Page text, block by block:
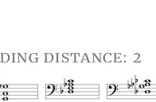
distance: 2